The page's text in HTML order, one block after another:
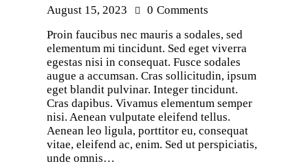
August 15, 2023 0 Comments
Proin faucibus nec mauris a sodales, sed
elementum mi tincidunt. Sed eget viverra
egestas nisi in consequat. Fusce sodales
augue a accumsan. Cras sollicitudin, ipsum
eget blandit pulvinar. Integer tincidunt.
Cras dapibus. Vivamus elementum semper
nisi. Aenean vulputate eleifend tellus.
Aenean leo ligula, porttitor eu, consequat
vitae, eleifend ac, enim. Sed ut perspiciatis,
unde omnis…